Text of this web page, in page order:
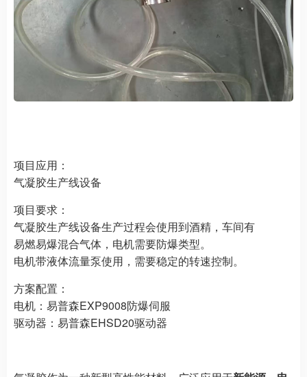
项目应用：
气凝胶生产线设备
项目要求：
气凝胶生产线设备生产过程会使用到酒精，车间有
易燃易爆混合气体，电机需要防爆类型。
电机带液体流量泵使用，需要稳定的转速控制。
方案配置：
电机：易普森EXP9008防爆伺服
驱动器：易普森EHSD20驱动器